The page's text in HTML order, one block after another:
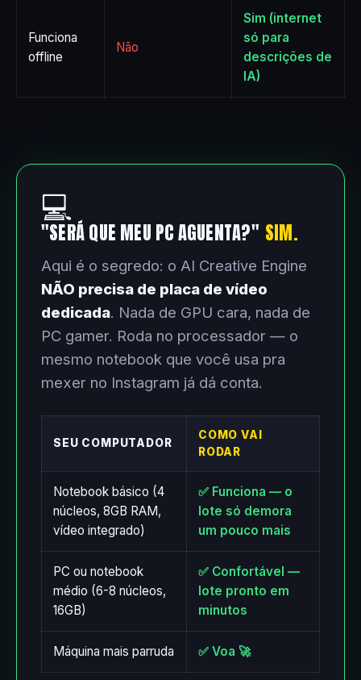
Funciona
offline
Não
Sim (internet
só para
descrições de
IA)
💻
"SERÁ QUE MEU PC AGUENTA?" SIM.
Aqui é o segredo: o AI Creative Engine
NÃO precisa de placa de vídeo
dedicada. Nada de GPU cara, nada de
PC gamer. Roda no processador — o
mesmo notebook que você usa pra
mexer no Instagram já dá conta.
SEU COMPUTADOR
COMO VAI
RODAR
Notebook básico (4
núcleos, 8GB RAM,
vídeo integrado)
✅ Funciona — o
lote só demora
um pouco mais
PC ou notebook
médio (6-8 núcleos,
16GB)
✅ Confortável —
lote pronto em
minutos
Máquina mais parruda ✅ Voa 🚀